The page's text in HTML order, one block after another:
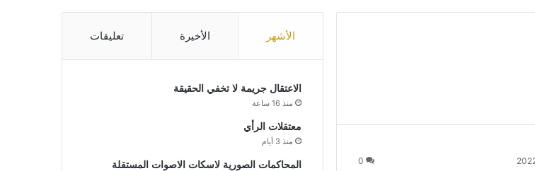
0
الأشهر الأخيرة تعليقات
الاعتقال جريمة لا تخفي الحقيقة
منذ 16 ساعة
معتقلات الرأي
منذ 3 أيام
المحاكمات الصورية لاسكات الاصوات المستقلة